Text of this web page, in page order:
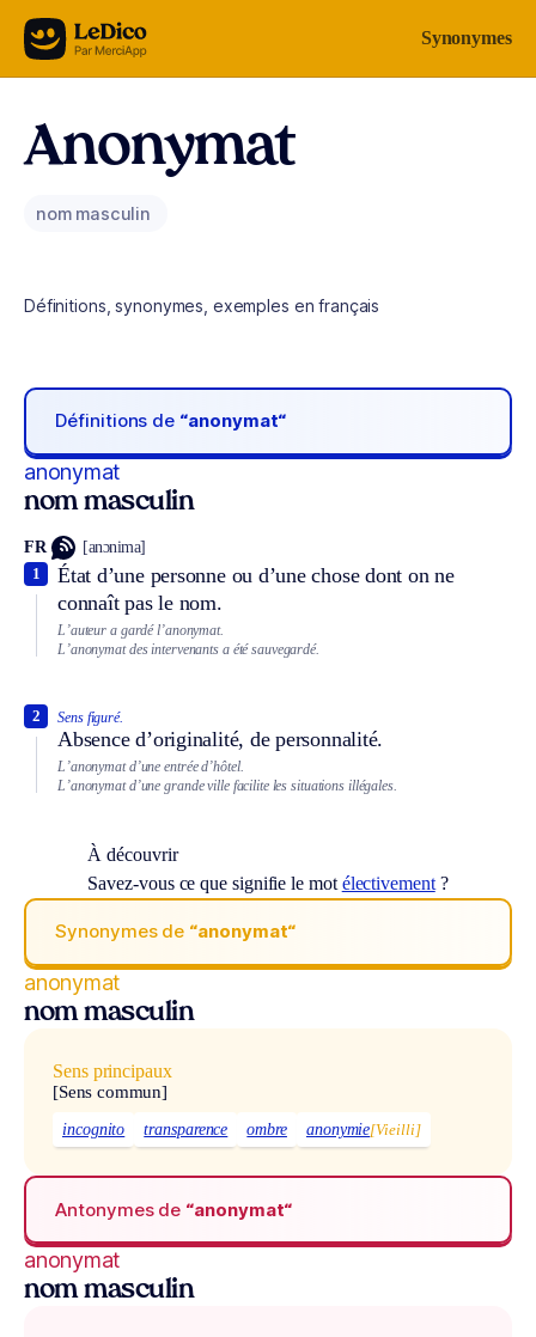
Aller au contenu Synonymes
Anonymat
nom masculin
Définitions, synonymes, exemples en français
Définitions de “anonymat“
anonymat
nom masculin
FR [anɔnima]
État d’une personne ou d’une chose dont on ne
connaît pas le nom.
1
L’auteur a gardé l’anonymat.
L’anonymat des intervenants a été sauvegardé.
Sens figuré.
Absence d’originalité, de personnalité.
2
L’anonymat d’une entrée d’hôtel.
L’anonymat d’une grande ville facilite les situations illégales.
À découvrir
Savez-vous ce que signifie le mot électivement?
Synonymes de “anonymat“
anonymat
nom masculin
Sens principaux
[Sens commun]
incognito transparence ombre anonymie[Vieilli]
Antonymes de “anonymat“
anonymat
nom masculin